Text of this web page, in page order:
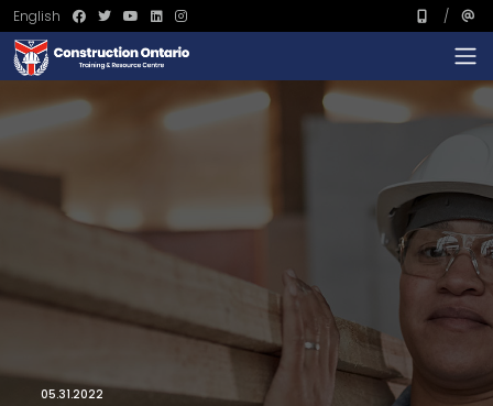
English
05.31.2022